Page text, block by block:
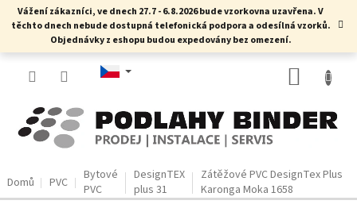
PřejítVážení zákazníci, ve dnech 27.7 - 6.8.2026 bude vzorkovna uzavřena. V
těchto dnech nebude dostupná telefonická podpora a odesílná vzorků.
Objednávky z eshopu budou expedovány bez omezení.
Domů PVC
Bytové
PVC
DesignTEX
plus 31
Zátěžové PVC DesignTex Plus
Karonga Moka 1658